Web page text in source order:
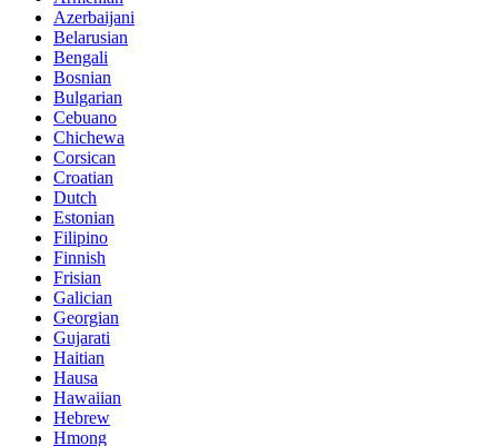
Azerbaijani
Belarusian
Bengali
Bosnian
Bulgarian
Cebuano
Chichewa
Corsican
Croatian
Dutch
Estonian
Filipino
Finnish
Frisian
Galician
Georgian
Gujarati
Haitian
Hausa
Hawaiian
Hebrew
Hmong